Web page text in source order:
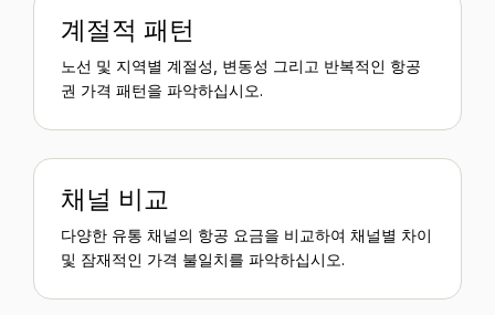
계절적 패턴
노선 및 지역별 계절성, 변동성 그리고 반복적인 항공
권 가격 패턴을 파악하십시오.
채널 비교
다양한 유통 채널의 항공 요금을 비교하여 채널별 차이
및 잠재적인 가격 불일치를 파악하십시오.